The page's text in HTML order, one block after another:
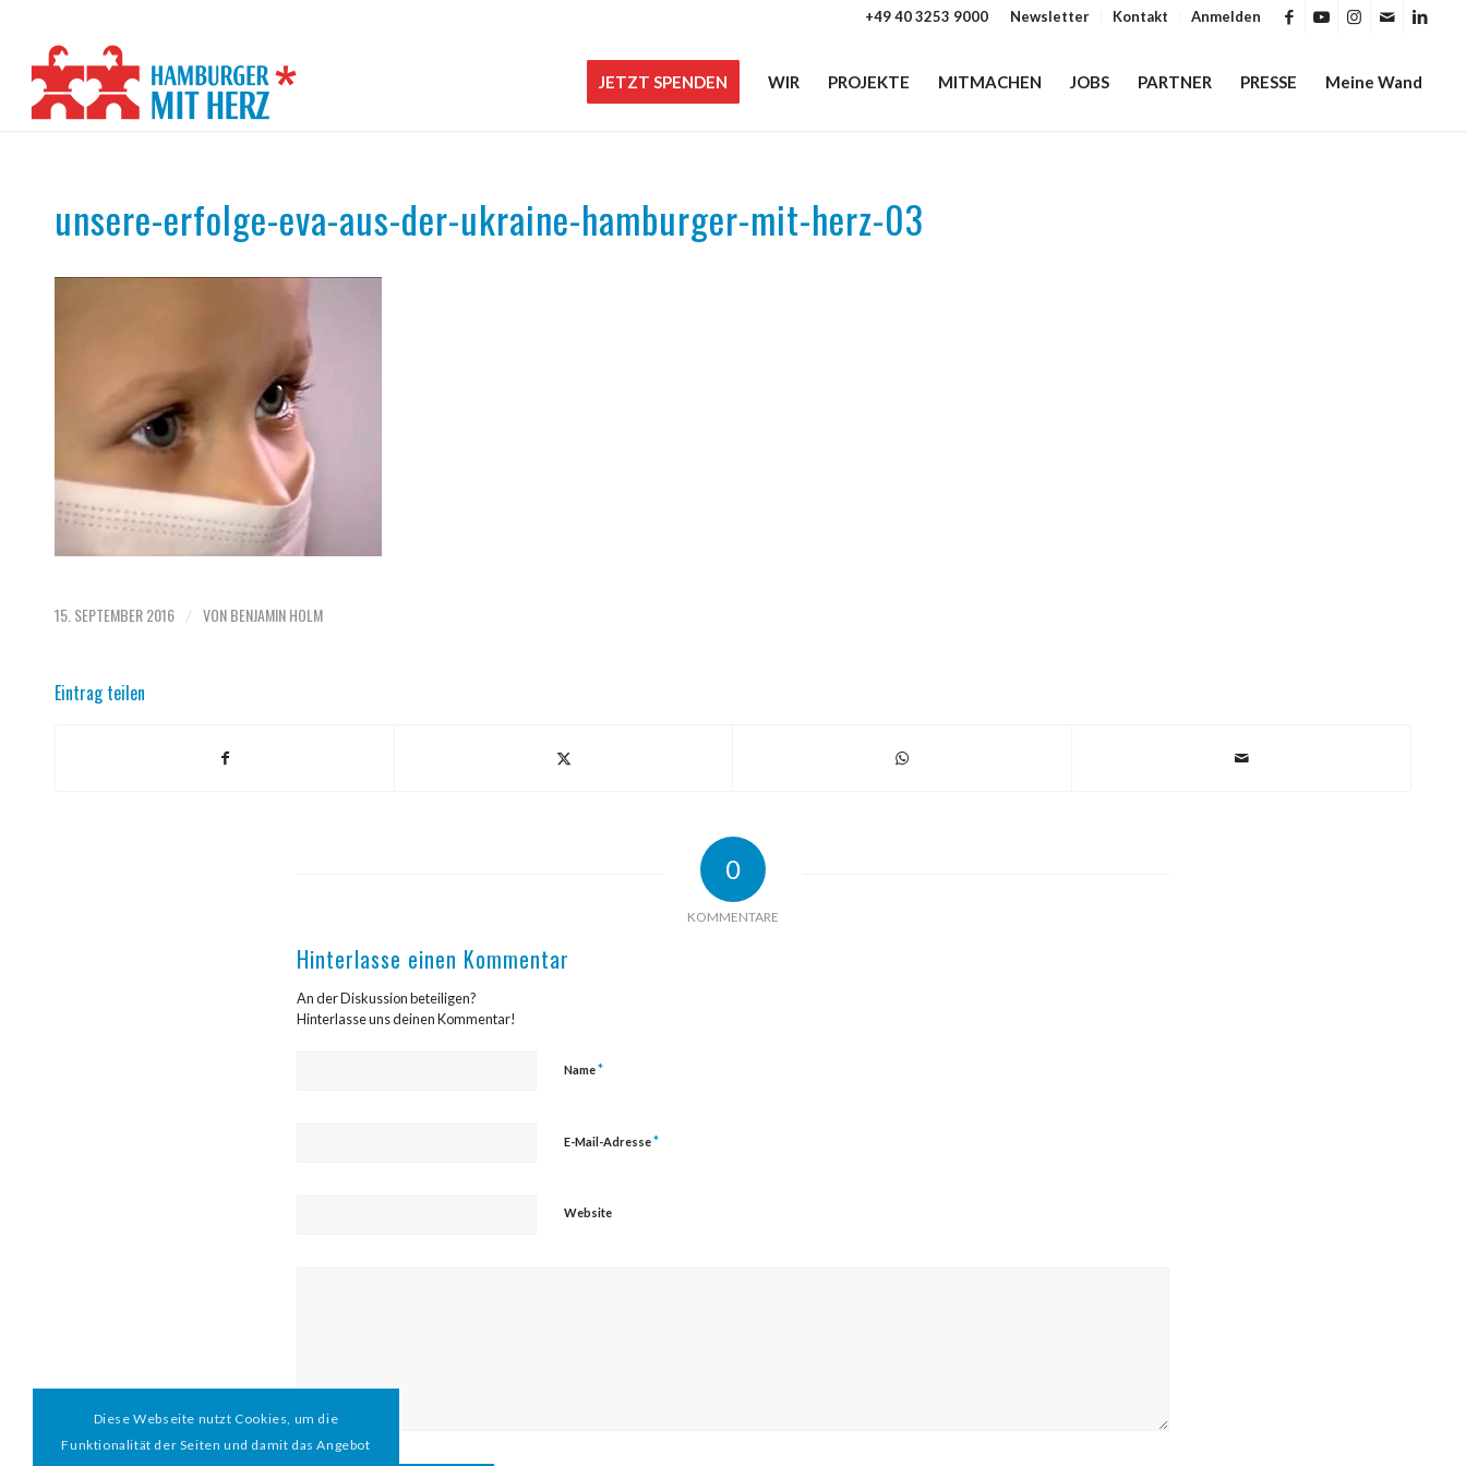
Newsletter Kontakt Anmelden
+49 40 3253 9000
JETZT SPENDEN WIR PROJEKTE MITMACHEN JOBS PARTNER PRESSE Meine Wand
unsere-erfolge-eva-aus-der-ukraine-hamburger-mit-herz-03
15. SEPTEMBER 2016 / VONBENJAMIN HOLM
Eintrag teilen
0
KOMMENTARE
Hinterlasse einen Kommentar
An der Diskussion beteiligen?
Hinterlasse uns deinen Kommentar!
Name*
E-Mail-Adresse*
Website
Diese Webseite nutzt Cookies, um die
Funktionalität der Seiten und damit das Angebot